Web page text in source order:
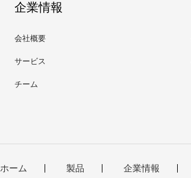
企業情報
会社概要
サービス
チーム
ホーム 製品 企業情報